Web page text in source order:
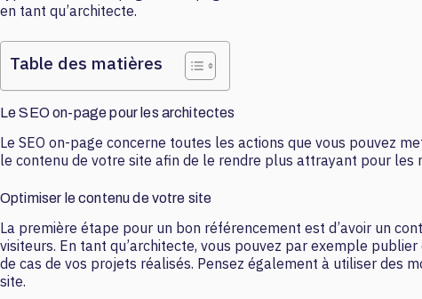
en tant qu’architecte.
Table des matières
Le SEO on-page pour les architectes
Le SEO on-page concerne toutes les actions que vous pouvez
le contenu de votre site afin de le rendre plus attrayant pour les
Optimiser le contenu de votre site
La première étape pour un bon référencement est d’avoir un
visiteurs. En tant qu’architecte, vous pouvez par exemple
de cas de vos projets réalisés. Pensez également à utiliser des
site.